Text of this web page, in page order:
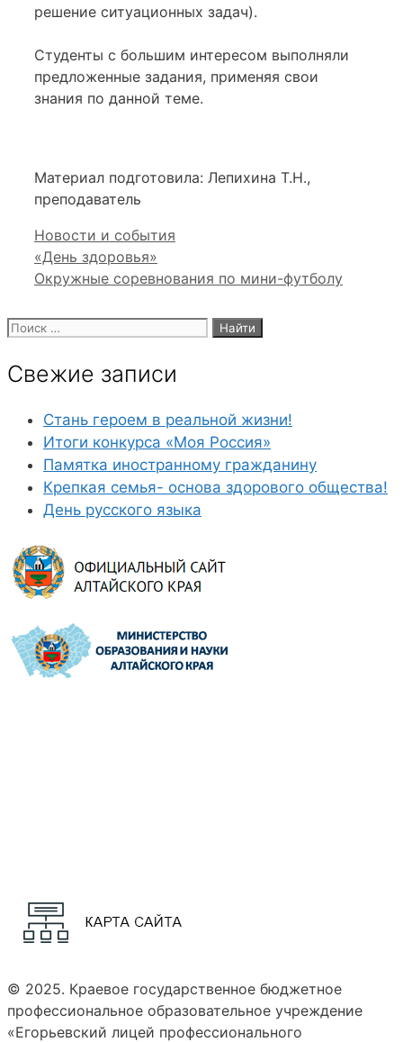
решение ситуационных задач).
Студенты с большим интересом выполняли
предложенные задания, применяя свои
знания по данной теме.
Материал подготовила: Лепихина Т.Н.,
преподаватель
Рубрики
Новости и события
«День здоровья»
Окружные соревнования по мини-футболу
Поиск:
Свежие записи
Стань героем в реальной жизни!
Итоги конкурса «Моя Россия»
Памятка иностранному гражданину
Крепкая семья- основа здорового общества!
День русского языка
© 2025. Краевое государственное бюджетное
профессиональное образовательное учреждение
«Егорьевский лицей профессионального